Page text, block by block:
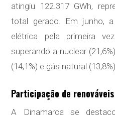
atingiu 122.317 GWh,
total gerado. Em junho,
elétrica pela primeira
superando a nuclear
(14,1%) e gás natural (13,8%).
Participação de
A Dinamarca se